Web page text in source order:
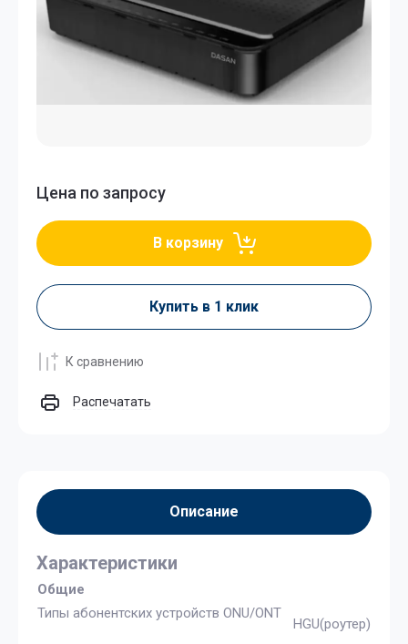
Цена по запросу
В корзину
Купить в 1 клик
К сравнению
Распечатать
Описание
Характеристики
Общие
Типы абонентских устройств ONU/ONT
HGU(роутер)